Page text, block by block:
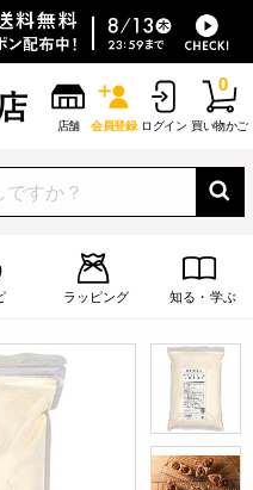
店舗 会員登録 ログイン 買い物かご
0
ラッピング 知る・学ぶ